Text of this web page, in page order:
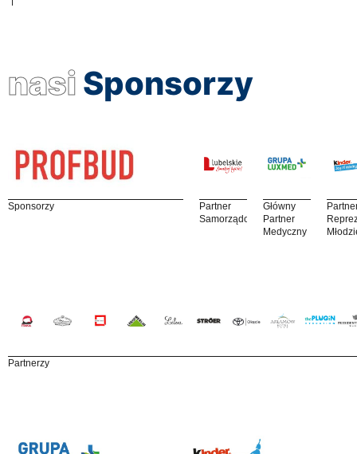
nasi Sponsorzy
Sponsorzy
Partner
Samorządowy
Główny
Partner
Medyczny
Partnerzy